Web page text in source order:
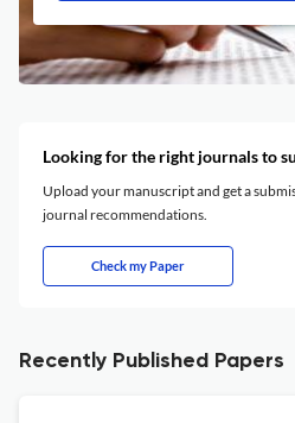
Looking for the right journals to
Upload your manuscript and get a
journal recommendations.
Check my Paper
Recently Published Papers